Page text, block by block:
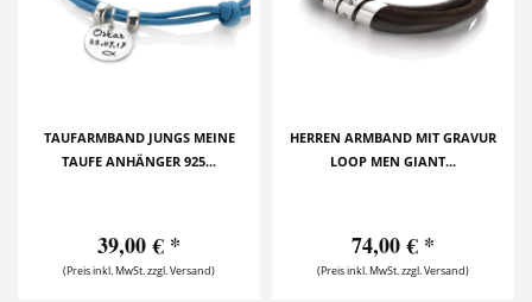
TAUFARMBAND JUNGS MEINE
TAUFE ANHÄNGER 925...
39,00 € *
(Preis inkl. MwSt. zzgl. Versand)
HERREN ARMBAND MIT GRAVUR
LOOP MEN GIANT...
74,00 € *
(Preis inkl. MwSt. zzgl. Versand)